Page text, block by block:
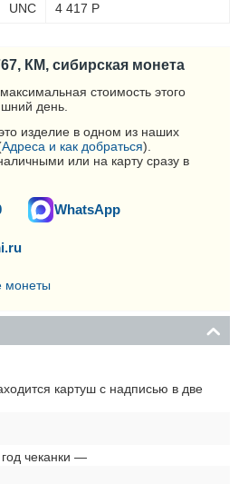
UNC 4 417 Р
КМ, сибирская монета
стоимость этого
день.
изделие в одном из наших
Адреса и как добраться).
или на карту сразу в
WhatsApp
монеты
картуш с надписью в две
чеканки —